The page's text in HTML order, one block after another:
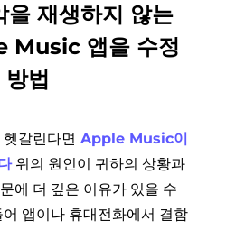
을 재생하지 않는
Music 앱을 수정
법
갈린다면 Apple Music이
위의 원인이 귀하의 상황과
에 더 깊은 이유가 있을 수
앱이나 휴대전화에서 결함